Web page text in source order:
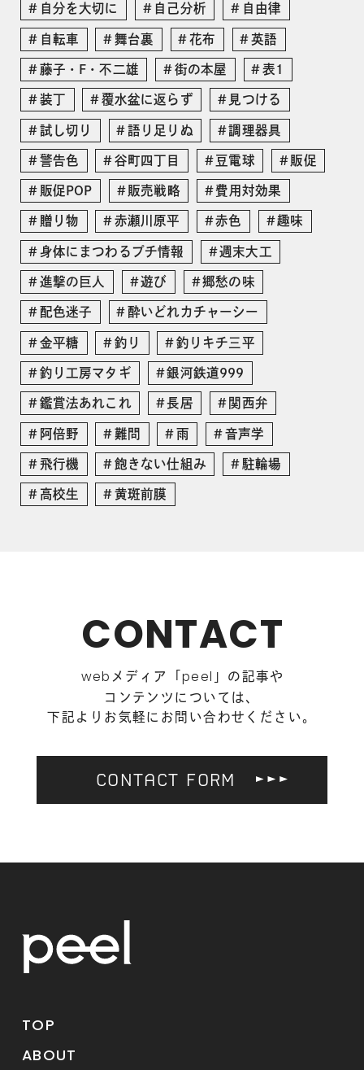
自分を大切に 自己分析 自由律
自転車 舞台裏 花布 英語
藤子・F・不二雄 街の本屋 表1
装丁 覆水盆に返らず 見つける
試し切り 語り足りぬ 調理器具
警告色 谷町四丁目 豆電球 販促
販促POP 販売戦略 費用対効果
贈り物 赤瀬川原平 赤色 趣味
身体にまつわるプチ情報 週末大工
進撃の巨人 遊び 郷愁の味
配色迷子 酔いどれカチャーシー
金平糖 釣り 釣りキチ三平
釣り工房マタギ 銀河鉄道999
鑑賞法あれこれ 長居 関西弁
阿倍野 難問 雨 音声学
飛行機 飽きない仕組み 駐輪場
高校生 黄斑前膜
TOP
ABOUT
CONTACT
web メディア「 peel
」の記事や
コンテンツについては、
下記よりお気軽にお問い合わせください。
CONTACT FORM